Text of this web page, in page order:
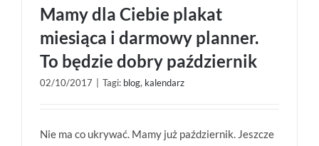
Mamy dla Ciebie plakat miesiąca i darmowy
Mamy dla Ciebie plakat
miesiąca i darmowy planner.
To będzie dobry październik
02/10/2017 Tagi: blog, kalendarz
Nie ma co ukrywać. Mamy już październik. Jeszcze